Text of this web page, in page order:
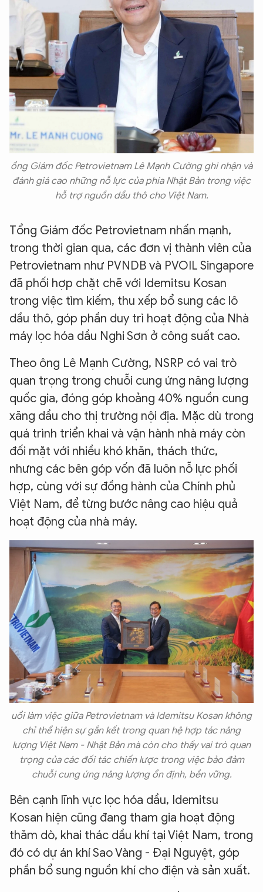
ổng Giám đốc Petrovietnam Lê Mạnh Cường ghi nhận và
đánh giá cao những nỗ lực của phía Nhật Bản trong việc
hỗ trợ nguồn dầu thô cho Việt Nam.
Tổng Giám đốc Petrovietnam nhấn mạnh,
trong thời gian qua, các đơn vị thành viên của
Petrovietnam như PVNDB và PVOIL Singapore
đã phối hợp chặt chẽ với Idemitsu Kosan
trong việc tìm kiếm, thu xếp bổ sung các lô
dầu thô, góp phần duy trì hoạt động của Nhà
máy lọc hóa dầu Nghi Sơn ở công suất cao.
Theo ông Lê Mạnh Cường, NSRP có vai trò
quan trọng trong chuỗi cung ứng năng lượng
quốc gia, đóng góp khoảng 40% nguồn cung
xăng dầu cho thị trường nội địa. Mặc dù trong
quá trình triển khai và vận hành nhà máy còn
đối mặt với nhiều khó khăn, thách thức,
nhưng các bên góp vốn đã luôn nỗ lực phối
hợp, cùng với sự đồng hành của Chính phủ
Việt Nam, để từng bước nâng cao hiệu quả
hoạt động của nhà máy.
uổi làm việc giữa Petrovietnam và Idemitsu Kosan không
chỉ thể hiện sự gắn kết trong quan hệ hợp tác năng
lượng Việt Nam - Nhật Bản mà còn cho thấy vai trò quan
trọng của các đối tác chiến lược trong việc bảo đảm
chuỗi cung ứng năng lượng ổn định, bền vững.
Bên cạnh lĩnh vực lọc hóa dầu, Idemitsu
Kosan hiện cũng đang tham gia hoạt động
thăm dò, khai thác dầu khí tại Việt Nam, trong
đó có dự án khí Sao Vàng - Đại Nguyệt, góp
phần bổ sung nguồn khí cho điện và sản xuất.